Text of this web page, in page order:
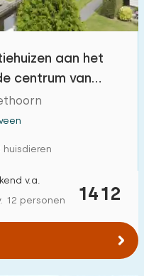
aan het
centrum van
huisdieren
1412
v.a.
12 personen